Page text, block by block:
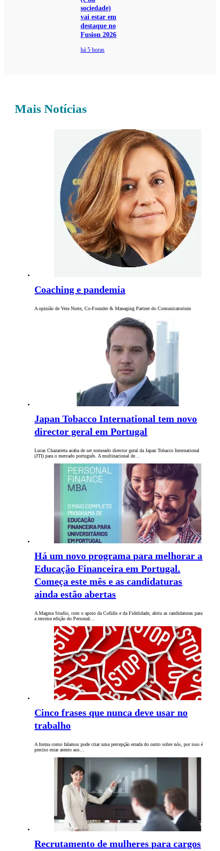
sociedade)
vai estar em
destaque no
Fusion 2026
há 5 horas
Mais Notícias
Coaching e pandemia
A opinião de Vera Norte, Co-Founder & Managing Partner do Comunicatorium
Japan Tobacco International tem novo
director geral em Portugal
Lucas Chazarreta acaba de ser nomeado director geral da Japan Tobacco International
(JTI) para o mercado português. A multinacional de…
Há um novo programa para melhorar a
Educação Financeira em Portugal.
Começa este mês e as candidaturas
ainda estão abertas
A Magma Studio, com o apoio da Cofidis e da Fidelidade, abriu as candidaturas para
a terceira edição do Personal…
Cinco frases que nunca deve usar no
trabalho
A forma como falamos pode criar uma percepção errada do outro sobre nós, por isso é
preciso estar atento aos…
Recrutamento de mulheres para cargos